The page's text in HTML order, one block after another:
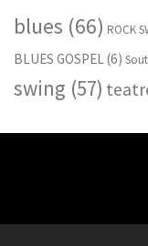
blues (66) ROCK
BLUES GOSPEL(6)
swing (57)